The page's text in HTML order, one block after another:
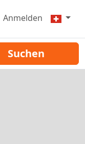
Anmelden
Suchen